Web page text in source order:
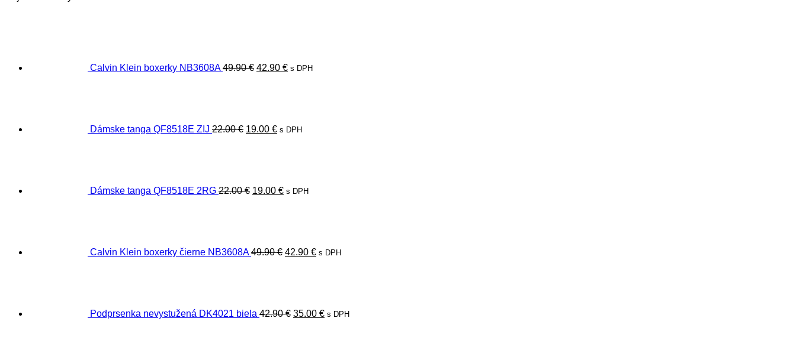
Calvin Klein boxerky NB3608A 49.90€ 42.90 € s DPH
Dámske tanga QF8518E ZIJ 22.00€ 19.00 € s DPH
Dámske tanga QF8518E 2RG 22.00€ 19.00 € s DPH
Calvin Klein boxerky čierne NB3608A 49.90€ 42.90 € s DPH
Podprsenka nevystužená DK4021 biela 42.90€ 35.00 € s DPH